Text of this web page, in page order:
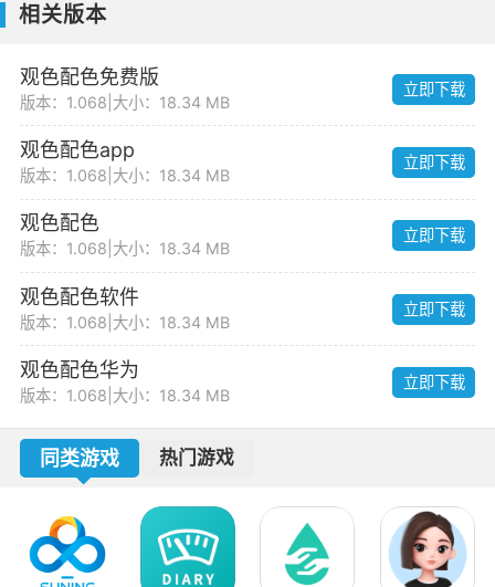
相关版本
观色配色免费版
版本：1.068 大小：18.34 MB
立即下载
观色配色app
版本：1.068 大小：18.34 MB
立即下载
观色配色
版本：1.068 大小：18.34 MB
立即下载
观色配色软件
版本：1.068 大小：18.34 MB
立即下载
观色配色华为
版本：1.068 大小：18.34 MB
立即下载
同类游戏 热门游戏